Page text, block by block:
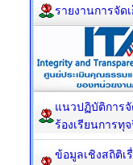
รายงานการจัด
แนวปฏิบัติการจั
ร้องเรียนการทุ
ข้อมูลเชิงสถิติเ